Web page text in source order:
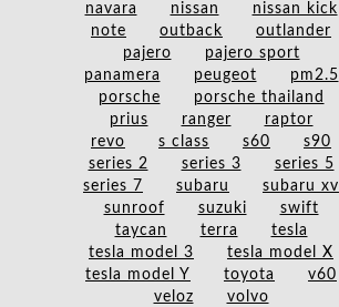
navara
nissan
nissan kick
note
outback
outlander
pajero
pajero sport
panamera
peugeot
pm2.5
porsche
porsche thailand
prius
ranger
raptor
revo
s class s60
s90
series 2
series 3
series 5
series 7
subaru
subaru xv
sunroof
suzuki
swift
taycan
terra
tesla
tesla model 3
tesla model X
tesla model Y
toyota
v60
veloz
volvo